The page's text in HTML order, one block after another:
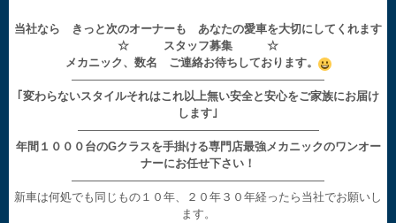
当社なら きっと次のオーナーも あなたの愛車を大切にしてくれます
☆ スタッフ募集 ☆
メカニック、数名 ご連絡お待ちしております。
——————————————————————
｢変わらないスタイルそれはこれ以上無い安全と安心をご家族にお届け
します｣
—————————————————————
年間１０００台のGクラスを手掛ける専門店最強メカニックのワンオー
ナーにお任せ下さい！
——————————————————————
新車は何処でも同じもの１０年、２０年３０年経ったら当社でお願いし
ます。